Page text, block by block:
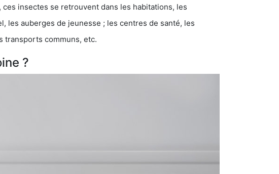
ces insectes se retrouvent dans les habitations, les
auberges de jeunesse ; les centres de santé, les
transports communs, etc.
?